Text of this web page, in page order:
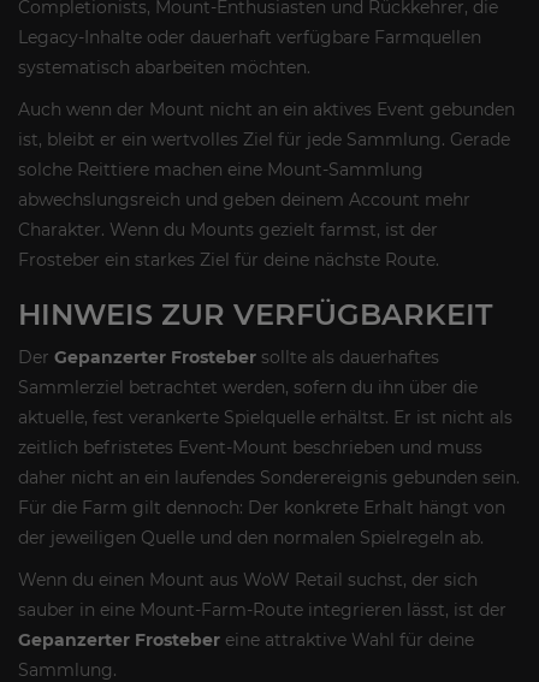
Completionists, Mount-Enthusiasten und Rückkehrer, die
Legacy-Inhalte oder dauerhaft verfügbare Farmquellen
systematisch abarbeiten möchten.
Auch wenn der Mount nicht an ein aktives Event gebunden
ist, bleibt er ein wertvolles Ziel für jede Sammlung. Gerade
solche Reittiere machen eine Mount-Sammlung
abwechslungsreich und geben deinem Account mehr
Charakter. Wenn du Mounts gezielt farmst, ist der
Frosteber ein starkes Ziel für deine nächste Route.
HINWEIS ZUR VERFÜGBARKEIT
Der Gepanzerter Frosteber sollte als dauerhaftes
Sammlerziel betrachtet werden, sofern du ihn über die
aktuelle, fest verankerte Spielquelle erhältst. Er ist nicht als
zeitlich befristetes Event-Mount beschrieben und muss
daher nicht an ein laufendes Sonderereignis gebunden sein.
Für die Farm gilt dennoch: Der konkrete Erhalt hängt von
der jeweiligen Quelle und den normalen Spielregeln ab.
Wenn du einen Mount aus WoW Retail suchst, der sich
sauber in eine Mount-Farm-Route integrieren lässt, ist der
Gepanzerter Frosteber eine attraktive Wahl für deine
Sammlung.